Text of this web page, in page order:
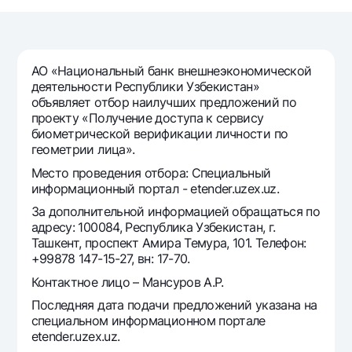
Золотые слитки от НБУ
Серебряный депозит
Visa FIFA
Mastercard
Зарплатные
Garmin pay
Тарифы
Акции
Мобильное приложение Milliy
Часто задаваемые вопросы
Ищите по сайту
Найти
Полезные ссылки
Часто задаваемые вопросы
Пресс-центр
АО «Национальный банк внешнеэкономической
деятельности Республики Узбекистан»
объявляет отбор наилучших предложений по
проекту «Получение доступа к сервису
биометрической верификации личности по
геометрии лица».
Место проведения отбора: Специальный
информационный портал - etender.uzex.uz.
За дополнительной информацией обращаться по
адресу: 100084, Республика Узбекистан, г.
Ташкент, проспект Амира Темура, 101. Телефон:
+99878 147-15-27, вн: 17-70.
Контактное лицо – Мансуров А.Р.
Последняя дата подачи предложений указана на
специальном информационном портале
etender.uzex.uz.